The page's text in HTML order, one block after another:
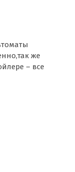
же
– все